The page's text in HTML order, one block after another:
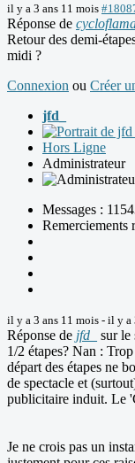
il y a 3 ans 11 mois
Réponse de
Retour des demi-
midi ?
Connexion ou Créer
jfd_
Hors Ligne
Administrateur
Messages :
Remerciements
il y a 3 ans 11 mois - il y a
Réponse de jfd_ sur le
1/2 étapes? Nan :
départ des étapes ne
de spectacle et
publicitaire induit. Le
Je ne crois pas un